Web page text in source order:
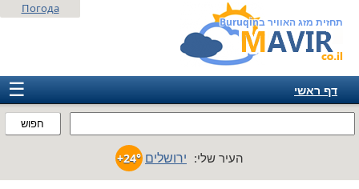
תחזית מזג האוויר בBuruqin
חפוש
Погода
☰
דף ראשי
אמריקה
העיר שלי: ירושלים +24°